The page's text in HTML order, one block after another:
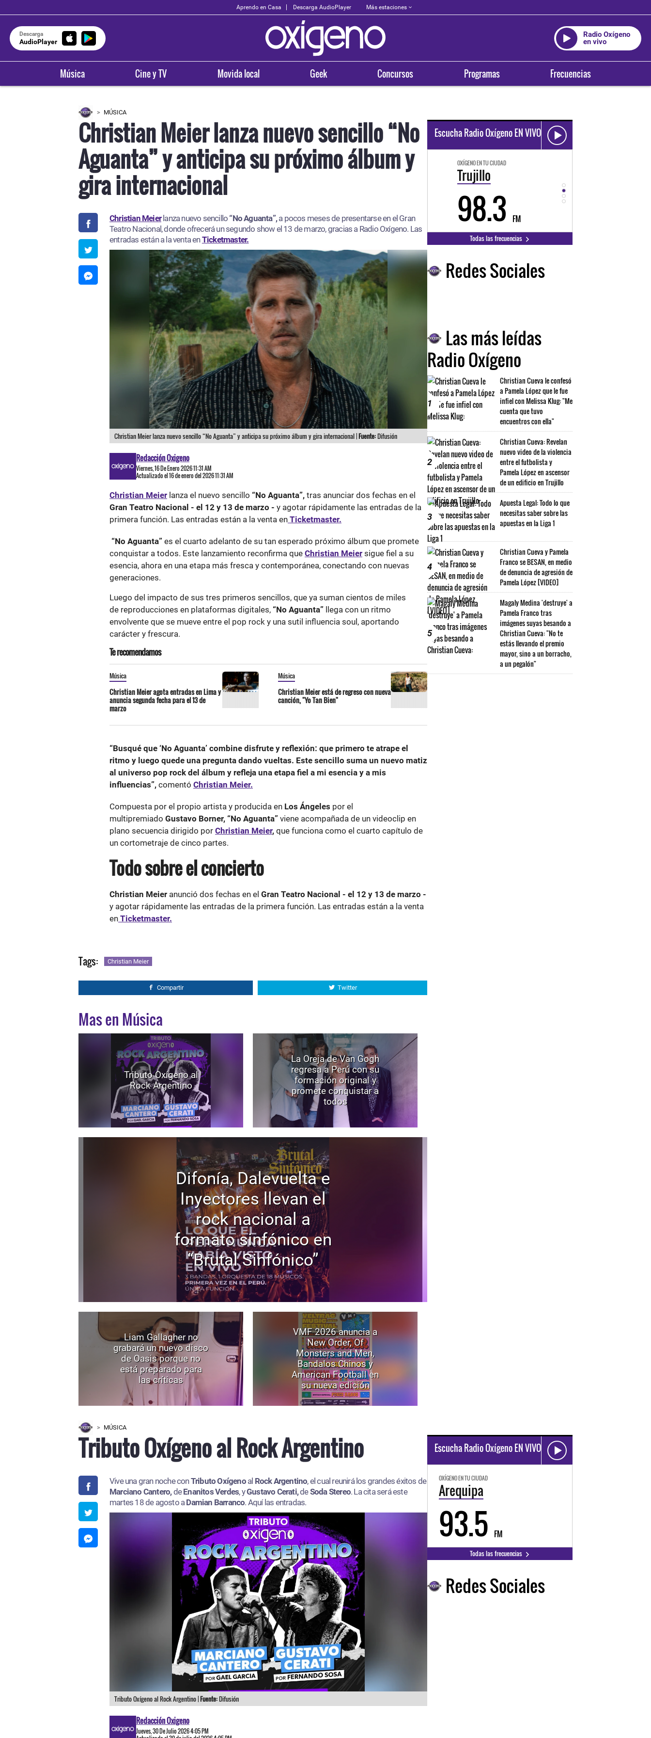
Aprendo en Casa Descarga AudioPlayer Más estaciones
Descarga
AudioPlayer
Radio Oxígeno
en vivo
Música Cine y TV Movida local Geek Concursos Programas Frecuencias
MÚSICA
Christian Meier lanza nuevo sencillo “No
Aguanta” y anticipa su próximo álbum y
gira internacional
Christian Meier lanza nuevo sencillo “No Aguanta”,a pocos meses de presentarse en el Gran
Teatro Nacional, donde ofrecerá un segundo show el 13 de marzo, gracias a Radio Oxígeno. Las
entradas están a la venta enTicketmaster.
Christian Meier lanza nuevo sencillo “No Aguanta” y anticipa su próximo álbum y gira internacional |Fuente:Difusión
Redacción Oxigeno
Viernes, 16 De Enero 2026 11:31 AM
Actualizado el 16 de enero del 2026 11:31 AM
Christian Meier lanza el nuevo sencillo “No Aguanta”, tras anunciar dos fechas en el
Gran Teatro Nacional - el 12 y 13 de marzo - y agotar rápidamente las entradas de la
primera función. Las entradas están a la venta en Ticketmaster.
“No Aguanta” es el cuarto adelanto de su tan esperado próximo álbum que promete
conquistar a todos. Este lanzamiento reconfirma que Christian Meier sigue fiel a su
esencia, ahora en una etapa más fresca y contemporánea, conectando con nuevas
generaciones.
Luego del impacto de sus tres primeros sencillos, que ya suman cientos de miles
de reproducciones en plataformas digitales, “No Aguanta” llega con un ritmo
envolvente que se mueve entre el pop rock y una sutil influencia soul, aportando
carácter y frescura.
Te recomendamos
Música
Christian Meier agota entradas en Lima y
anuncia segunda fecha para el 13 de
marzo
Música
Christian Meier está de regreso con nueva
canción, "Yo Tan Bien"
“Busqué que ‘No Aguanta’ combine disfrute y reflexión: que primero te atrape el
ritmo y luego quede una pregunta dando vueltas. Este sencillo suma un nuevo matiz
al universo pop rock del álbum y refleja una etapa fiel a mi esencia y a mis
influencias”, comentó Christian Meier.
Compuesta por el propio artista y producida en Los Ángeles por el
multipremiado Gustavo Borner, “No Aguanta” viene acompañada de un videoclip en
plano secuencia dirigido por Christian Meier, que funciona como el cuarto capítulo de
un cortometraje de cinco partes.
Todo sobre el concierto
Christian Meier anunció dos fechas en el Gran Teatro Nacional - el 12 y 13 de marzo -
y agotar rápidamente las entradas de la primera función. Las entradas están a la venta
en Ticketmaster.
Tags: Christian Meier
Compartir Twitter
Mas en Música
Tributo Oxígeno al
Rock Argentino
La Oreja de Van Gogh
regresa a Perú con su
formación original y
promete conquistar a
todos
Difonía, Dalevuelta e
Inyectores llevan el
rock nacional a
formato sinfónico en
“Brutal Sinfónico”
Liam Gallagher no
grabará un nuevo disco
de Oasis porque no
está preparado para
las críticas
VMF 2026 anuncia a
New Order, Of
Monsters and Men,
Bandalos Chinos y
American Football en
su nueva edición
Escucha Radio Oxígeno EN VIVO
OXÍGENO EN TU CIUDAD
Arequipa
93.5 FM
OXÍGENO EN TU CIUDAD
Trujillo
98.3 FM 94.3
Todas las frecuencias
Redes Sociales
Las más leídas
Radio Oxígeno
1
Christian Cueva le confesó
a Pamela López que le fue
infiel con Melissa Klug: "Me
cuenta que tuvo
encuentros con ella"
2
Christian Cueva: Revelan
nuevo video de la violencia
entre el futbolista y
Pamela López en ascensor
de un edificio en Trujillo
3
Apuesta Legal: Todo lo que
necesitas saber sobre las
apuestas en la Liga 1
4
Christian Cueva y Pamela
Franco se BESAN, en medio
de denuncia de agresión de
Pamela López [VIDEO]
5
Magaly Medina 'destruye' a
Pamela Franco tras
imágenes suyas besando a
Christian Cueva: "No te
estás llevando el premio
mayor, sino a un borracho,
a un pegalón"
MÚSICA
Tributo Oxígeno al Rock Argentino
Vive una gran noche conTributo Oxígenoal Rock Argentino, el cual reunirá los grandes éxitos de
Marciano Cantero,deEnanitos Verdes, yGustavo Cerati,deSoda Stereo. La cita será este
martes 18 de agosto aDamian Barranco. Aquí las entradas.​
Tributo Oxígeno al Rock Argentino |Fuente:Difusión
Redacción Oxigeno
Jueves, 30 De Julio 2026 4:05 PM
Escucha Radio Oxígeno EN VIVO
OXÍGENO EN TU CIUDAD
Arequipa
93.5 FM
Todas las frecuencias
Redes Sociales